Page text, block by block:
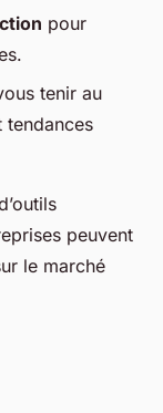
pour
tenir au
tendances
peuvent
le marché